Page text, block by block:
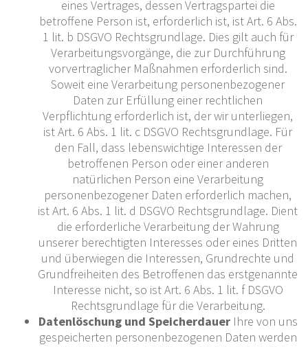
eines Vertrages, dessen Vertragspartei die
betroffene Person ist, erforderlich ist, ist Art. 6 Abs.
1 lit. b DSGVO Rechtsgrundlage. Dies gilt auch für
Verarbeitungsvorgänge, die zur Durchführung
vorvertraglicher Maßnahmen erforderlich sind.
Soweit eine Verarbeitung personenbezogener
Daten zur Erfüllung einer rechtlichen
Verpflichtung erforderlich ist, der wir unterliegen,
ist Art. 6 Abs. 1 lit. c DSGVO Rechtsgrundlage. Für
den Fall, dass lebenswichtige Interessen der
betroffenen Person oder einer anderen
natürlichen Person eine Verarbeitung
personenbezogener Daten erforderlich machen,
ist Art. 6 Abs. 1 lit. d DSGVO Rechtsgrundlage. Dient
die erforderliche Verarbeitung der Wahrung
unserer berechtigten Interesses oder eines Dritten
und überwiegen die Interessen, Grundrechte und
Grundfreiheiten des Betroffenen das erstgenannte
Interesse nicht, so ist Art. 6 Abs. 1 lit. f DSGVO
Rechtsgrundlage für die Verarbeitung.
Datenlöschung und SpeicherdauerIhre von uns
gespeicherten personenbezogenen Daten werden